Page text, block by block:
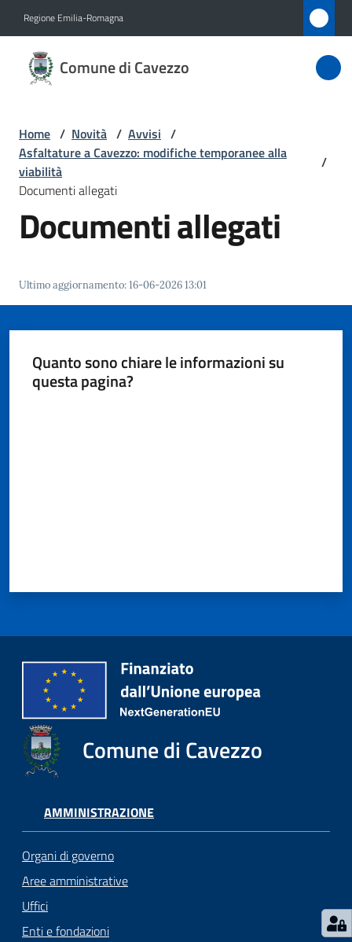
Regione Emilia-Romagna
Comune di Cavezzo
di
Amministrazione
Novità
Menu selezionato
gli
argomenti...
Seguici
su
Home / Novità / Avvisi /
Asfaltature a Cavezzo: modifiche temporanee alla
viabilità
/
Documenti allegati
Documenti allegati
Ultimo aggiornamento:16-06-2026 13:01
Quanto sono chiare le informazioni su
questa pagina?
Comune di Cavezzo
AMMINISTRAZIONE
Organi di governo
Aree amministrative
Uffici
Enti e fondazioni